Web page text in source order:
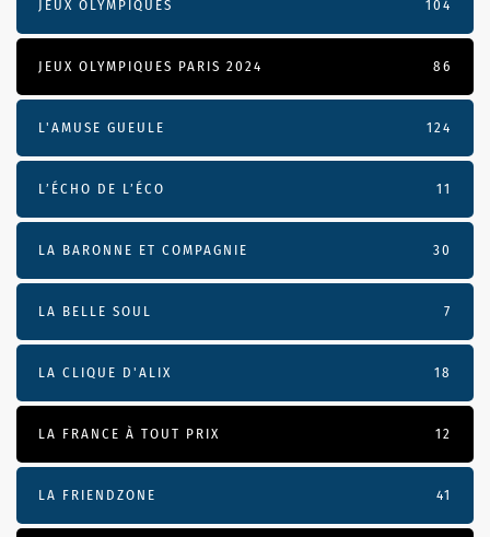
JEUX OLYMPIQUES 104
JEUX OLYMPIQUES PARIS 2024 86
L'AMUSE GUEULE 124
L’ÉCHO DE L’ÉCO 11
LA BARONNE ET COMPAGNIE 30
LA BELLE SOUL 7
LA CLIQUE D'ALIX 18
LA FRANCE À TOUT PRIX 12
LA FRIENDZONE 41